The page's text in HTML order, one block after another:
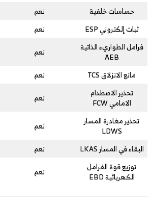
حساسات خلفية
نعم
ثبات إلكتروني ESP
نعم
فرامل الطواريء الذاتية
AEB
نعم
مانع الانزلاق TCS
نعم
تحذير الاصطدام
الامامي FCW
نعم
تحذير مغادرة المسار
LDWS
نعم
البقاء في المسار LKAS
نعم
توزيع قوة الفرامل
الكهربائية EBD
نعم